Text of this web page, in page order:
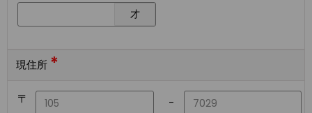
才
現住所 *
〒 -